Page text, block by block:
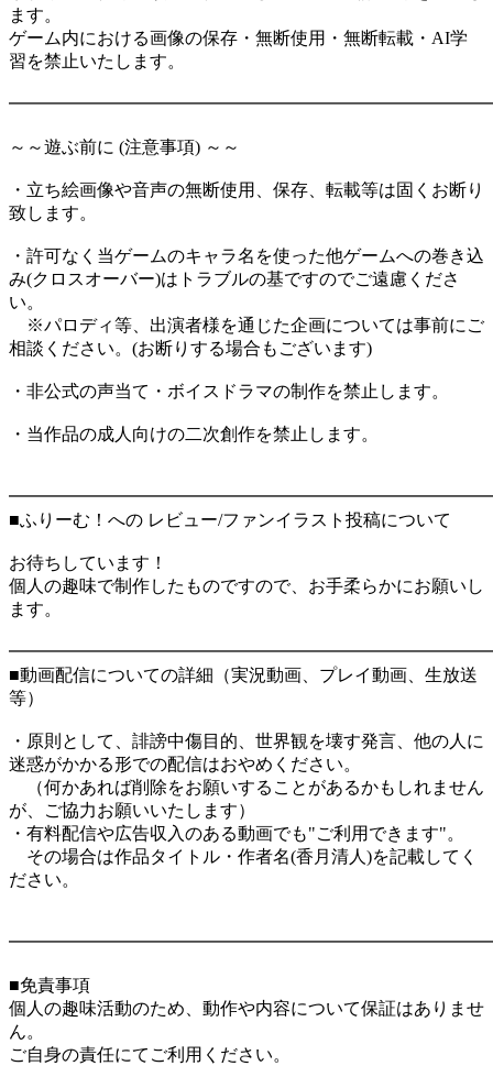
ます。
ゲーム内における画像の保存・無断使用・無断転載・AI学
習を禁止いたします。
​～​～遊ぶ前に (注意事項) ～​～
・立ち絵画像や音声の無断使用、保存、転載等は固くお断り
致します。
・許可なく当ゲームのキャラ名を使った他ゲームへの巻き込
み(クロスオーバー)はトラブルの基ですのでご遠慮くださ
い。
※パロディ等、出演者様を通じた企画については事前にご
相談ください。(お断りする場合もございます)
・非公式の声当て・ボイスドラマの制作を禁止します。
・当作品の成人向けの二次創作を禁止します。
■ふりーむ！への レビュー/ファンイラスト投稿について
お待ちしています！
個人の趣味で制作したものですので、お手柔らかにお願いし
ます。
■動画配信についての詳細（実況動画、プレイ動画、生放送
等）
・原則として、誹謗中傷目的、世界観を壊す発言、他の人に
迷惑がかかる形での配信はおやめください。
（何かあれば削除をお願いすることがあるかもしれません
が、ご協力お願いいたします）
・有料配信や広告収入のある動画でも"ご利用できます"。
その場合は作品タイトル・作者名(香月清人)を記載してく
ださい。
■免責事項
個人の趣味活動のため、動作や内容について保証はありませ
ん。
ご自身の責任にてご利用ください。